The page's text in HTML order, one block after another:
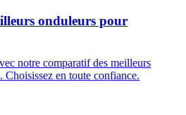
onduleurs pour
notre comparatif des meilleurs
en toute confiance.